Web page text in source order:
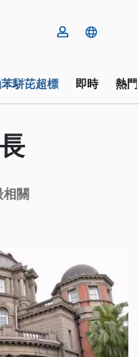
駢芘超標 即時 熱
相關